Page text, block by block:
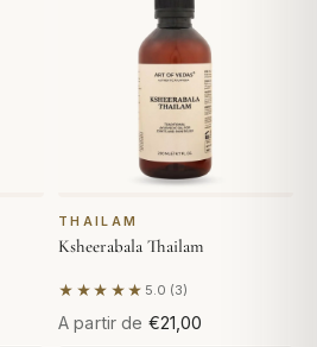
THAILAM
Ksheerabala Thailam
★★★★★ 5.0 (3)
Com base em 3 avaliações
A partir de €21,00